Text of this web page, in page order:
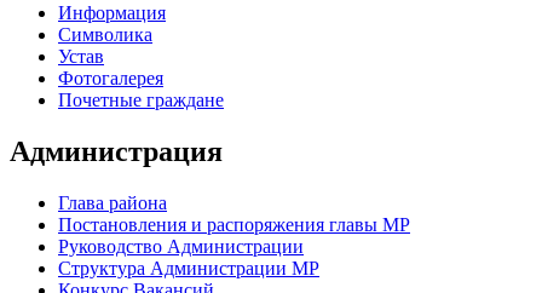
Информация
Символика
Устав
Фотогалерея
Почетные граждане
Администрация
Глава района
Постановления и распоряжения главы МР
Руководство Администрации
Структура Администрации МР